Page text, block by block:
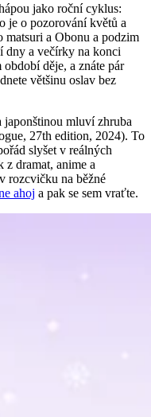
jako roční cyklus:
je o pozorování květů a
matsuri a Obonu a podzim
dny a večírky na konci
děje, a znáte pár
většinu oslav bez
japonštinou mluví zhruba
27th edition, 2024). To
slyšet v reálných
z dramat, anime a
rozcvičku na běžné
ahoj a pak se sem vraťte.